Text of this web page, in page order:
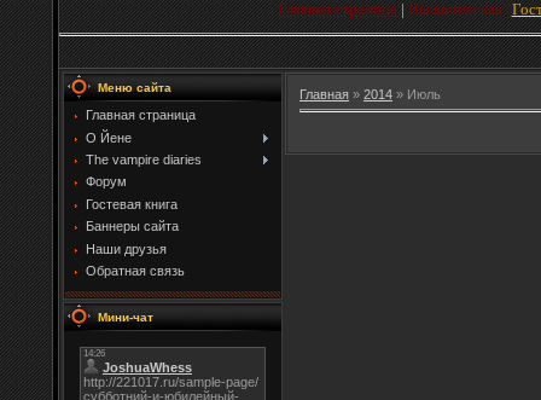
Главная страница | Вы вошли как "
Меню сайта
Главная страница
О Йене
The vampire diaries
Форум
Гостевая книга
Баннеры сайта
Наши друзья
Обратная связь
Мини-чат
Главная » 2014 » Июль